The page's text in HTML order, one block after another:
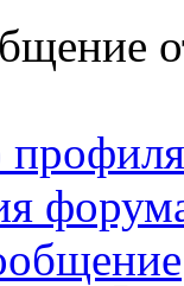
профиля